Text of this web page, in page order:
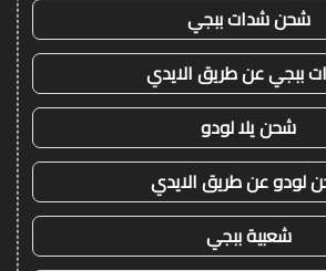
شحن شدات ببجي
ببجي عن طريق الايدي
شحن يلا لودو
لودو عن طريق الايدي
شعبية ببجي